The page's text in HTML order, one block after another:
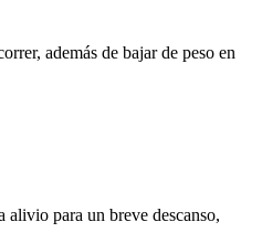
además de bajar de peso en
para un breve descanso,